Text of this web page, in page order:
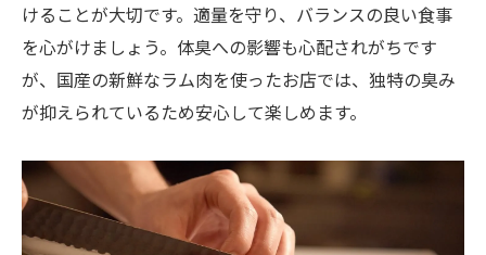
けることが大切です。適量を守り、バランスの良い食事
を心がけましょう。体臭への影響も心配されがちです
が、国産の新鮮なラム肉を使ったお店では、独特の臭み
が抑えられているため安心して楽しめます。